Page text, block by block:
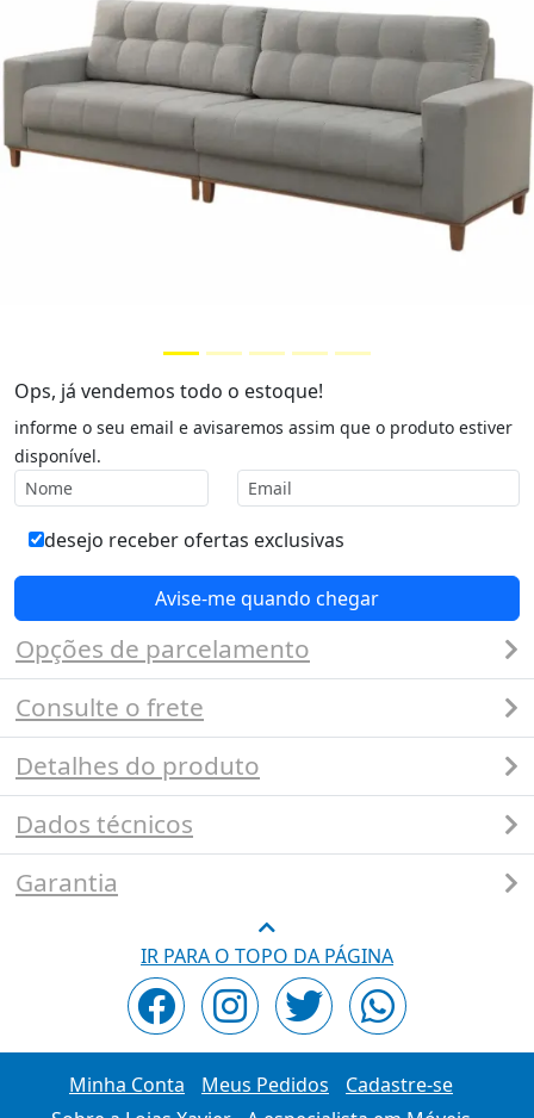
Ops, já vendemos todo o estoque!
informe o seu email e avisaremos assim que o produto estiver
disponível.
desejo receber ofertas exclusivas
Avise-me quando chegar
Opções de parcelamento
Consulte o frete
Detalhes do produto
Dados técnicos
Garantia
IR PARA O TOPO DA PÁGINA
Minha Conta Meus Pedidos
Cadastre-se